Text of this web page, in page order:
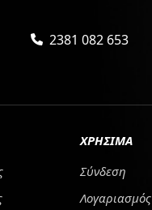
2381 082 653
ΧΡΗΣΙΜΑ
Σύνδεση
Λογαριασμός